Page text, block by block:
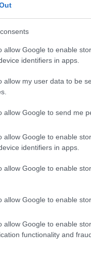
allow Google to enable
identifiers in apps.
allow my user data to be
allow Google to send me
allow Google to enable
identifiers in apps.
allow Google to enable
allow Google to enable
allow Google to enable
functionality and
Ο,ΤΙ ΝΑ